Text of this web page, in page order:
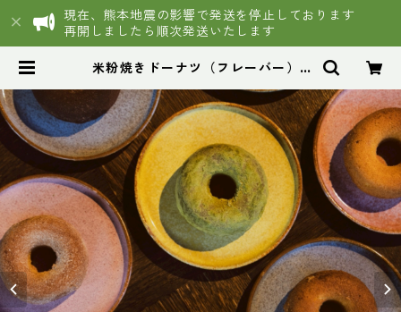
現在、熊本地震の影響で発送を停止しております
再開しましたら順次発送いたします
米粉焼きドーナツ（フレーバー） |